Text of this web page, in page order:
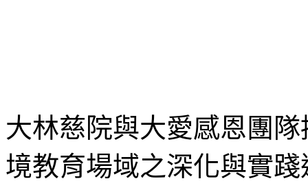
大林慈院與大愛感恩團
境教育場域之深化與實